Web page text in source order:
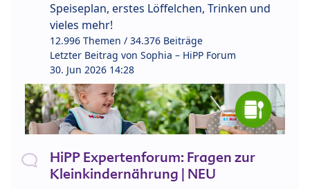
Speiseplan, erstes Löffelchen, Trinken und
vieles mehr!
12.996 Themen / 34.376 Beiträge
Letzter Beitrag von Sophia – HiPP Forum
30. Jun 2026 14:28
HiPP Expertenforum: Fragen zur
Kleinkindernährung | NEU